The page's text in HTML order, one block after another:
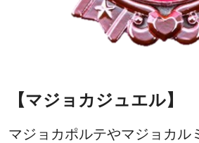
【マジョカジュエル】
マジョカポルテやマジョカル